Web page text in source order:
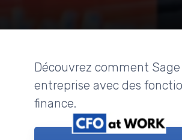
Découvrez comment
entreprise avec des
finance.